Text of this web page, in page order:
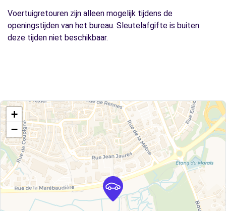
Voertuigretouren zijn alleen mogelijk tijdens de
openingstijden van het bureau. Sleutelafgifte is buiten
deze tijden niet beschikbaar.
+
−